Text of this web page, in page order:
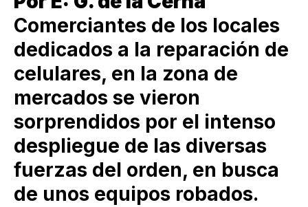
Comerciantes de los locales
dedicados a la reparación de
celulares, en la zona de
mercados se vieron
sorprendidos por el intenso
despliegue de las diversas
fuerzas del orden, en busca
de unos equipos robados.